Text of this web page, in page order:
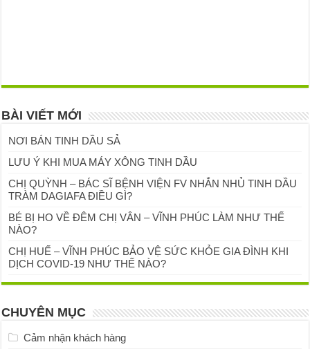
BÀI VIẾT MỚI
NƠI BÁN TINH DẦU SẢ
LƯU Ý KHI MUA MÁY XÔNG TINH DẦU
CHỊ QUỲNH – BÁC SĨ BỆNH VIỆN FV NHẮN NHỦ TINH DẦU
TRÀM DAGIAFA ĐIỀU GÌ?
BÉ BỊ HO VỀ ĐÊM CHỊ VÂN – VĨNH PHÚC LÀM NHƯ THẾ
NÀO?
CHỊ HUẾ – VĨNH PHÚC BẢO VỆ SỨC KHỎE GIA ĐÌNH KHI
DỊCH COVID-19 NHƯ THẾ NÀO?
CHUYÊN MỤC
Cảm nhận khách hàng